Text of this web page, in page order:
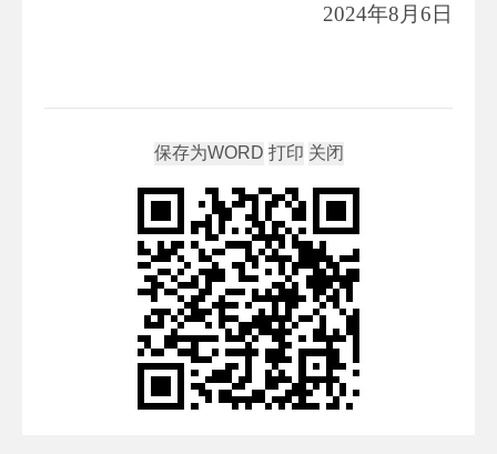
2024年8月6日